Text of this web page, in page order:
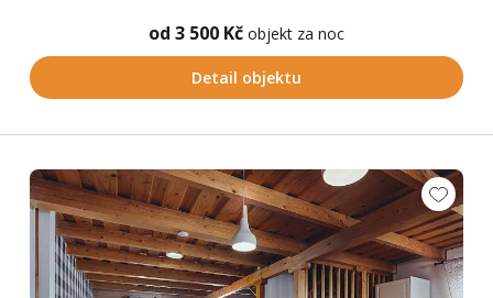
od 3 500 Kč objekt za noc
Detail objektu